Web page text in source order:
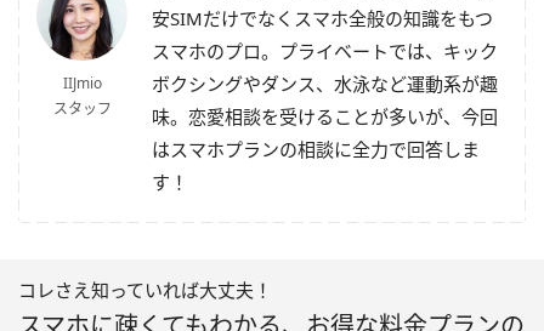
IIJmio
スタッフ
安SIMだけでなくスマホ全般の知識をもつ
スマホのプロ。プライベートでは、キック
ボクシングやダンス、水泳など運動系が趣
味。恋愛相談を受けることが多いが、今回
はスマホプランの相談に全力で回答しま
す！
コレさえ知っていれば大丈夫！